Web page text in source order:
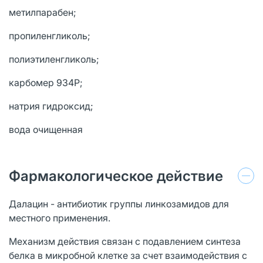
метилпарабен;
пропиленгликоль;
полиэтиленгликоль;
карбомер 934Р;
натрия гидроксид;
вода очищенная
Фармакологическое действие
Далацин - антибиотик группы линкозамидов для
местного применения.
Механизм действия связан с подавлением синтеза
белка в микробной клетке за счет взаимодействия с